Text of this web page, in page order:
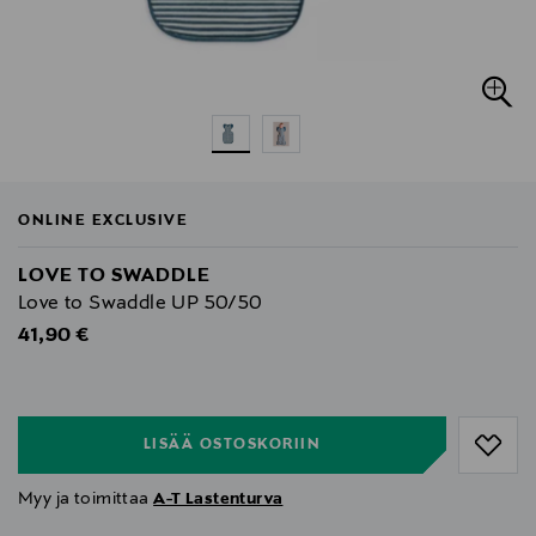
ONLINE EXCLUSIVE
LOVE TO SWADDLE
Love to Swaddle UP 50/50
Original Price
41,90 €
LISÄÄ OSTOSKORIIN
Myy ja toimittaaA-T Lastenturva